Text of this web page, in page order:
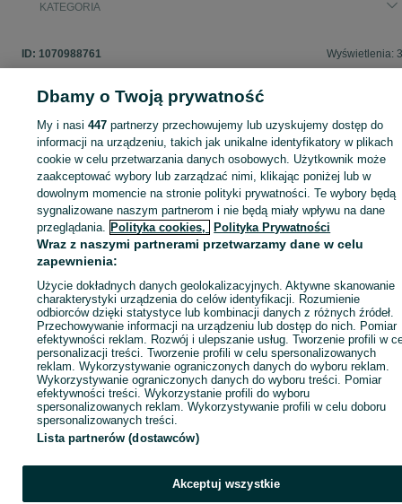
KATEGORIA
ID: 1070988761 Wyświetlenia:
Zaloguj się lub załóż konto na OLX, aby skontaktować się z
sprzedającym
Zaloguj się / Załóż konto
Wyślij wiadomość
Dbamy o Twoją prywatność
My i nasi447 partnerzy przechowujemy lub uzyskujemy dostęp do
informacji na urządzeniu, takich jak unikalne identyfikatory w plikach
cookie w celu przetwarzania danych osobowych. Użytkownik może
zaakceptować wybory lub zarządzać nimi, klikając poniżej lub w
dowolnym momencie na stronie polityki prywatności. Te wybory będą
sygnalizowane naszym partnerom i nie będą miały wpływu na dane
przeglądania. Polityka cookies, Polityka Prywatności
Wraz z naszymi partnerami przetwarzamy dane w celu
zapewnienia:
Użycie dokładnych danych geolokalizacyjnych. Aktywne skanowanie
charakterystyki urządzenia do celów identyfikacji. Rozumienie
odbiorców dzięki statystyce lub kombinacji danych z różnych źródeł.
Przechowywanie informacji na urządzeniu lub dostęp do nich. Pomiar
efektywności reklam. Rozwój i ulepszanie usług. Tworzenie profili w
personalizacji treści. Tworzenie profili w celu spersonalizowanych
reklam. Wykorzystywanie ograniczonych danych do wyboru reklam.
Wykorzystywanie ograniczonych danych do wyboru treści. Pomiar
efektywności treści. Wykorzystanie profili do wyboru
spersonalizowanych reklam. Wykorzystywanie profili w celu doboru
spersonalizowanych treści.
Lista partnerów (dostawców)
Akceptuj wszystkie